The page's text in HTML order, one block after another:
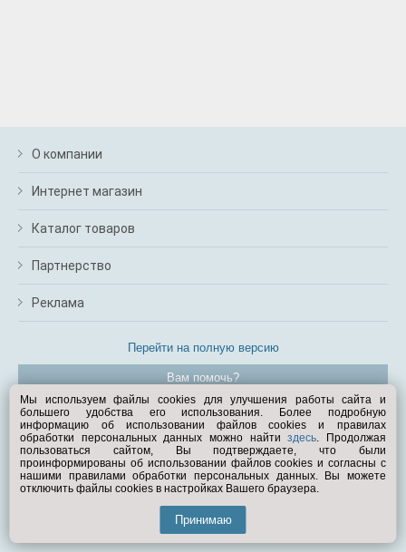
О компании
Интернет магазин
Каталог товаров
Партнерство
Реклама
Перейти на полную версию
Вам помочь?
© Exist.ru 1998—2026
Мы используем файлы cookies для улучшения работы сайта и
большего удобства его использования. Более подробную
информацию об использовании файлов cookies и правилах
обработки персональных данных можно найтиздесь. Продолжая
пользоваться сайтом, Вы подтверждаете, что были
проинформированы об использовании файлов cookies и согласны с
нашими правилами обработки персональных данных. Вы можете
отключить файлы cookies в настройках Вашего браузера.
Принимаю